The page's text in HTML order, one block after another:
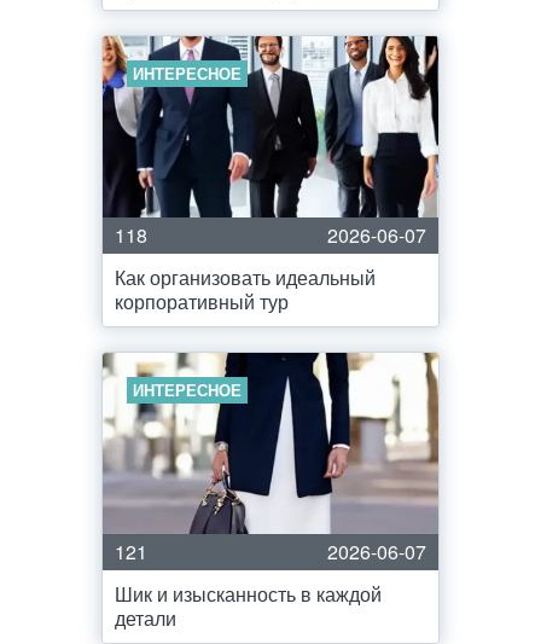
ИНТЕРЕСНОЕ
118
2026-06-07
Как организовать идеальный
корпоративный тур
ИНТЕРЕСНОЕ
121
2026-06-07
Шик и изысканность в каждой
детали